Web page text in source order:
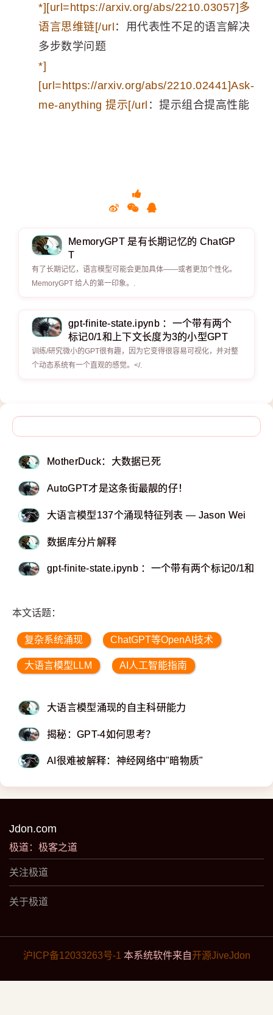
*][url=https://arxiv.org/abs/2210.03057]多
语言思维链[/url ：用代表性不足的语言解决
多步数学问题
*]
[url=https://arxiv.org/abs/2210.02441]Ask-
me-anything 提示[/url ：提示组合提高性能
MemoryGPT 是有长期记忆的 ChatGP
T
有了长期记忆，语言模型可能会更加具体——或者更加个性化。
MemoryGPT 给人的第一印象。.
gpt-finite-state.ipynb ：一个带有两个
标记0/1和上下文长度为3的小型GPT
训练/研究微小的GPT很有趣，因为它变得很容易可视化，并对整
个动态系统有一个直观的感觉。</.
MotherDuck：大数据已死
AutoGPT才是这条街最靓的仔！
大语言模型137个涌现特征列表 — Jason Wei
数据库分片解释
gpt-finite-state.ipynb ：一个带有两个标记0/1和上
本文话题：
复杂系统涌现 ChatGPT等OpenAI技术
大语言模型LLM AI人工智能指南
大语言模型涌现的自主科研能力
揭秘：GPT-4如何思考？
AI很难被解释：神经网络中"暗物质"
Jdon.com
极道：极客之道
关注极道
关于极道
沪ICP备12033263号-1 本系统软件来自开源JiveJdon